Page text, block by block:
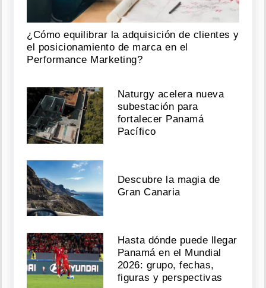
¿Cómo equilibrar la adquisición de clientes y
el posicionamiento de marca en el
Performance Marketing?
Naturgy acelera nueva
subestación para
fortalecer Panamá
Pacífico
Descubre la magia de
Gran Canaria
Hasta dónde puede llegar
Panamá en el Mundial
2026: grupo, fechas,
figuras y perspectivas